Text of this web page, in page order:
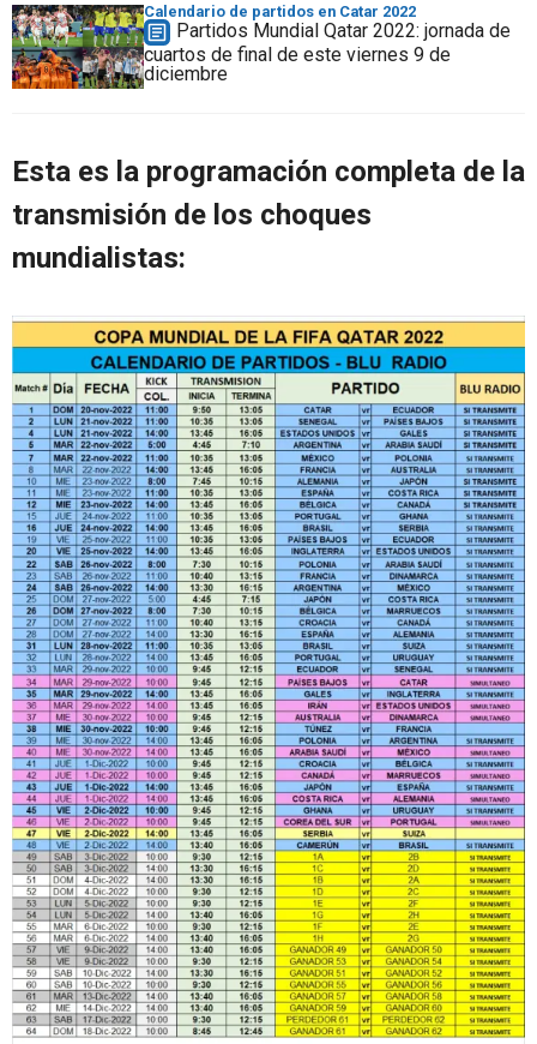
Calendario de partidos en Catar 2022
Partidos Mundial Qatar 2022: jornada de
cuartos de final de este viernes 9 de
diciembre
Esta es la programación completa de la
transmisión de los choques
mundialistas: